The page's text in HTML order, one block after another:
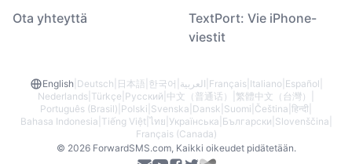
Ota yhteyttä
TextPort: Vie iPhone-
viestit
English Deutsch 日本語 한국어 العربية Français| Italiano Español
Nederlands Türkçe Русский 中文（普通话） 繁體中文（台灣）
Português (Brasil) Polski Svenska Dansk Suomi Čeština हिन्दी
Bahasa Indonesia Tiếng Việt| ไทย Українська Български Slovenščina
Français (Canada)
© 2026 ForwardSMS.com, Kaikki oikeudet pidätetään.